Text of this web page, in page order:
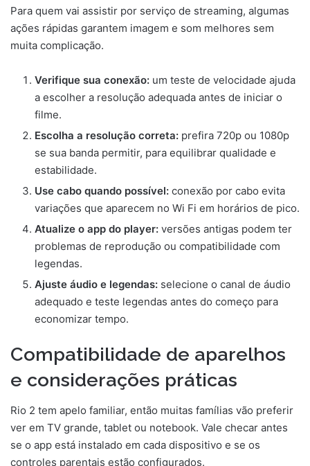
Para quem vai assistir por serviço de streaming, algumas
ações rápidas garantem imagem e som melhores sem
muita complicação.
Verifique sua conexão: um teste de velocidade ajuda
a escolher a resolução adequada antes de iniciar o
filme.
Escolha a resolução correta: prefira 720p ou 1080p
se sua banda permitir, para equilibrar qualidade e
estabilidade.
Use cabo quando possível: conexão por cabo evita
variações que aparecem no Wi Fi em horários de pico.
Atualize o app do player: versões antigas podem ter
problemas de reprodução ou compatibilidade com
legendas.
Ajuste áudio e legendas: selecione o canal de áudio
adequado e teste legendas antes do começo para
economizar tempo.
Compatibilidade de aparelhos
e considerações práticas
Rio 2 tem apelo familiar, então muitas famílias vão preferir
ver em TV grande, tablet ou notebook. Vale checar antes
se o app está instalado em cada dispositivo e se os
controles parentais estão configurados.